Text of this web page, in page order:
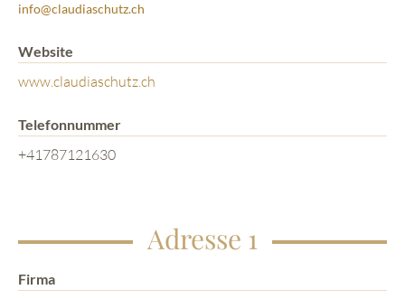
info@claudiaschutz.ch
Website
www.claudiaschutz.ch
Telefonnummer
+41787121630
Adresse 1
Firma